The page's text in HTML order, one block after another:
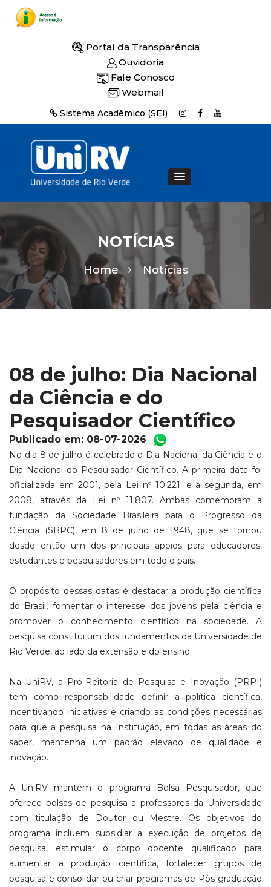
Portal da Transparência
Ouvidoria
Fale Conosco
Webmail
Sistema Acadêmico (SEI)
NOTÍCIAS
Home Notícias
08 de julho: Dia Nacional
da Ciência e do
Pesquisador Científico
Publicado em: 08-07-2026
No dia 8 de julho é celebrado o Dia Nacional da Ciência e o
Dia Nacional do Pesquisador Científico. A primeira data foi
oficializada em 2001, pela Lei nº 10.221; e a segunda, em
2008, através da Lei nº 11.807. Ambas comemoram a
fundação da Sociedade Brasileira para o Progresso da
Ciência (SBPC), em 8 de julho de 1948, que se tornou
desde então um dos principais apoios para educadores,
estudantes e pesquisadores em todo o país.
O propósito dessas datas é destacar a produção científica
do Brasil, fomentar o interesse dos jovens pela ciência e
promover o conhecimento científico na sociedade. A
pesquisa constitui um dos fundamentos da Universidade de
Rio Verde, ao lado da extensão e do ensino.
Na UniRV, a Pró-Reitoria de Pesquisa e Inovação (PRPI)
tem como responsabilidade definir a política científica,
incentivando iniciativas e criando as condições necessárias
para que a pesquisa na Instituição, em todas as áreas do
saber, mantenha um padrão elevado de qualidade e
inovação.
A UniRV mantém o programa Bolsa Pesquisador, que
oferece bolsas de pesquisa a professores da Universidade
com titulação de Doutor ou Mestre. Os objetivos do
programa incluem subsidiar a execução de projetos de
pesquisa, estimular o corpo docente qualificado para
aumentar a produção científica, fortalecer grupos de
pesquisa e consolidar ou criar programas de Pós-graduação